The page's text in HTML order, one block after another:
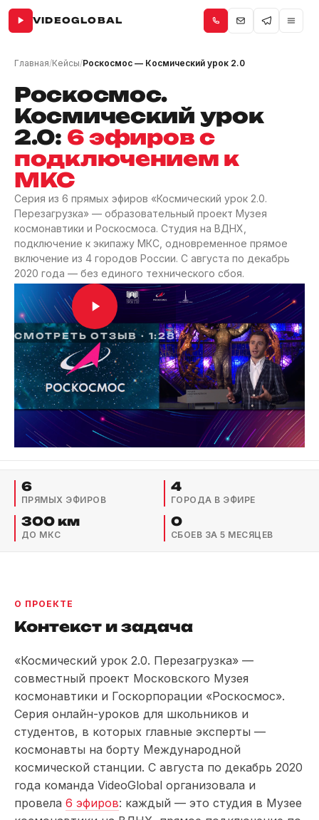
VIDEOGLOBAL
Главная/Кейсы/Роскосмос — Космический урок 2.0
Роскосмос.
Космический урок
2.0: 6 эфиров с
подключением к
МКС
Серия из 6 прямых эфиров «Космический урок 2.0.
Перезагрузка» — образовательный проект Музея
космонавтики и Роскосмоса. Студия на ВДНХ,
подключение к экипажу МКС, одновременное прямое
включение из 4 городов России. С августа по декабрь
2020 года — без единого технического сбоя.
СМОТРЕТЬ ОТЗЫВ · 1:28
6
ПРЯМЫХ ЭФИРОВ
4
ГОРОДА В ЭФИРЕ
300 км
ДО МКС
0
СБОЕВ ЗА 5 МЕСЯЦЕВ
О ПРОЕКТЕ
Контекст и задача
«Космический урок 2.0. Перезагрузка» —
совместный проект Московского Музея
космонавтики и Госкорпорации «Роскосмос».
Серия онлайн-уроков для школьников и
студентов, в которых главные эксперты —
космонавты на борту Международной
космической станции. С августа по декабрь 2020
года команда VideoGlobal организовала и
провела 6 эфиров: каждый — это студия в Музее